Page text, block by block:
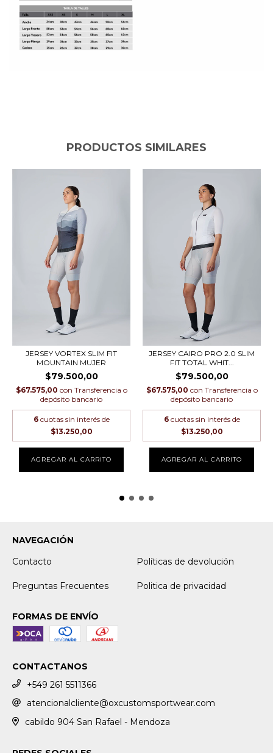
PRODUCTOS SIMILARES
JERSEY VORTEX SLIM FIT
MOUNTAIN MUJER
$79.500,00
$67.575,00 con Transferencia o
depósito bancario
6 cuotas sin interés de
$13.250,00
AGREGAR AL CARRITO
JERSEY CAIRO PRO 2.0 SLIM
FIT TOTAL WHIT...
$79.500,00
$67.575,00 con Transferencia o
depósito bancario
6 cuotas sin interés de
$13.250,00
AGREGAR AL CARRITO
NAVEGACIÓN
Contacto
Políticas de devolución
Preguntas Frecuentes Politica de privacidad
FORMAS DE ENVÍO
CONTACTANOS
+549 261 5511366
atencionalcliente@oxcustomsportwear.com
cabildo 904 San Rafael - Mendoza